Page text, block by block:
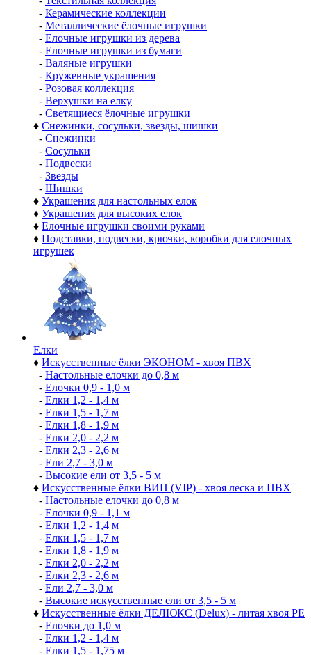
- Керамические коллекции
- Металлические ёлочные игрушки
- Елочные игрушки из дерева
- Елочные игрушки из бумаги
- Валяные игрушки
- Кружевные украшения
- Розовая коллекция
- Верхушки на елку
- Светящиеся ёлочные игрушки
♦ Снежинки, сосульки, звезды, шишки
- Снежинки
- Сосульки
- Подвески
- Звезды
- Шишки
♦ Украшения для настольных елок
♦ Украшения для высоких елок
♦ Елочные игрушки своими руками
♦ Подставки, подвески, крючки, коробки для елочных
игрушек
Елки
♦ Искусственные ёлки ЭКОНОМ - хвоя ПВХ
- Настольные елочки до 0,8 м
- Елочки 0,9 - 1,0 м
- Елки 1,2 - 1,4 м
- Елки 1,5 - 1,7 м
- Елки 1,8 - 1,9 м
- Елки 2,0 - 2,2 м
- Елки 2,3 - 2,6 м
- Ели 2,7 - 3,0 м
- Высокие ели от 3,5 - 5 м
♦ Искусственные ёлки ВИП (VIP) - хвоя леска и ПВХ
- Настольные елочки до 0,8 м
- Елочки 0,9 - 1,1 м
- Елки 1,2 - 1,4 м
- Елки 1,5 - 1,7 м
- Елки 1,8 - 1,9 м
- Елки 2,0 - 2,2 м
- Елки 2,3 - 2,6 м
- Ели 2,7 - 3,0 м
- Высокие искусственные ели от 3,5 - 5 м
♦ Искусственные ёлки ДЕЛЮКС (Delux) - литая хвоя РЕ
- Елочки до 1,0 м
- Елки 1,2 - 1,4 м
- Елки 1,5 - 1,75 м